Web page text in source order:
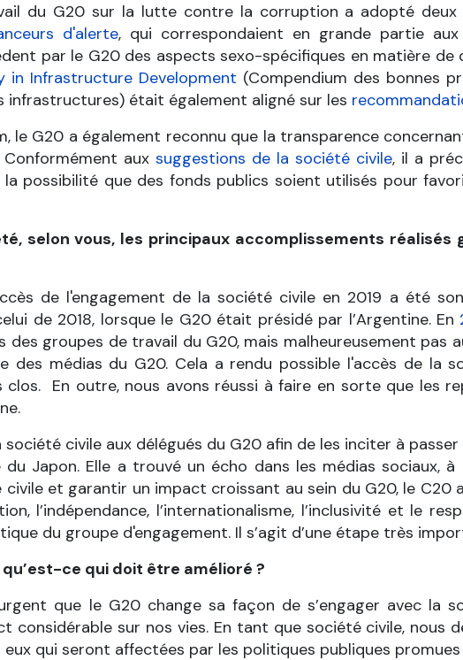
du G20 sur la lutte contre la corruption a adopté deux
d'alerte, qui correspondaient en grande partie aux
par le G20 des aspects sexo-spécifiques en matière de
in Infrastructure Development (Compendium des bonnes
infrastructures) était également aligné sur les
le G20 a également reconnu que la transparence
aux suggestions de la société civile, il a
possibilité que des fonds publics soient utilisés pour
selon vous, les principaux accomplissements
de l'engagement de la société civile en 2019 a été
de 2018, lorsque le G20 était présidé par l’Argentine. En
des groupes de travail du G20, mais malheureusement
des médias du G20. Cela a rendu possible l'accès de la
En outre, nous avons réussi à faire en sorte que les
société civile aux délégués du G20 afin de les inciter à
du Japon. Elle a trouvé un écho dans les médias
et garantir un impact croissant au sein du G20, le C20
l’indépendance, l’internationalisme, l’inclusivité et le
du groupe d'engagement. Il s’agit d’une étape très
ce qui doit être amélioré ?
que le G20 change sa façon de s’engager avec la
considérable sur nos vies. En tant que société civile, nous
qui seront affectées par les politiques publiques